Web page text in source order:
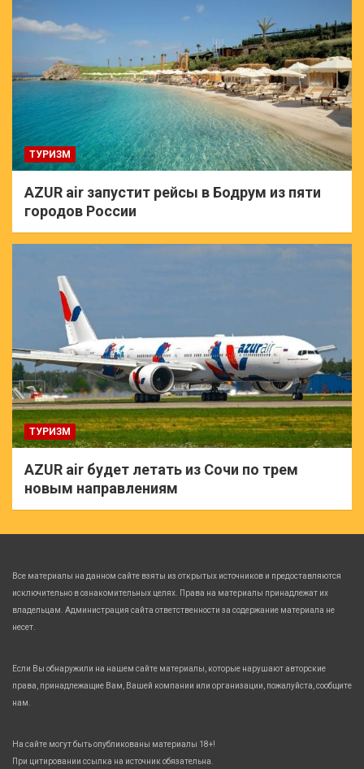
ТУРИЗМ
AZUR air запустит рейсы в Бодрум из пяти
городов России
ТУРИЗМ
AZUR air будет летать из Сочи по трем
новым направлениям
Все материалы на данном сайте взяты из открытых источников и предоставляются
исключительно в ознакомительных целях. Права на материалы принадлежат их
владельцам. Администрация сайта ответственности за содержание материала не
несет.
Если Вы обнаружили на нашем сайте материалы, которые нарушают авторские
права, принадлежащие Вам, Вашей компании или организации, пожалуйста, сообщите
нам.
На сайте могут быть опубликованы материалы 18+!
При цитировании ссылка на источник обязательна.